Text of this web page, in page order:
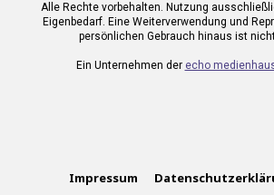
Alle Rechte vorbehalten. Nutzung
Eigenbedarf. Eine Weiterverwendung und
persönlichen Gebrauch hinaus ist
Ein Unternehmen der echo
Impressum